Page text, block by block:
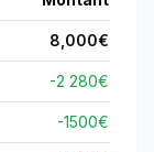
8,000€
-2 280€
-1500€